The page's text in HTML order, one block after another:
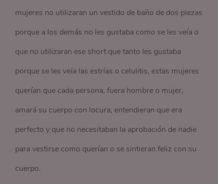
mujeres no utilizaran un vestido de baño de dos piezas
porque a los demás no les gustaba como se les veía o
que no utilizaran ese short que tanto les gustaba
porque se les veía las estrías o celulitis, estas mujeres
querían que cada persona, fuera hombre o mujer,
amará su cuerpo con locura, entendieran que era
perfecto y que no necesitaban la aprobación de nadie
para vestirse como querían o se sintieran feliz con su
cuerpo.